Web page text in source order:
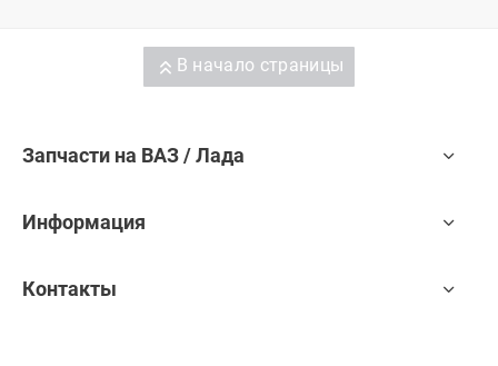
В начало страницы
Запчасти на ВАЗ / Лада
Информация
Контакты